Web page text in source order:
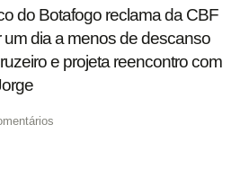
do Botafogo reclama da CBF
um dia a menos de descanso
e projeta reencontro com